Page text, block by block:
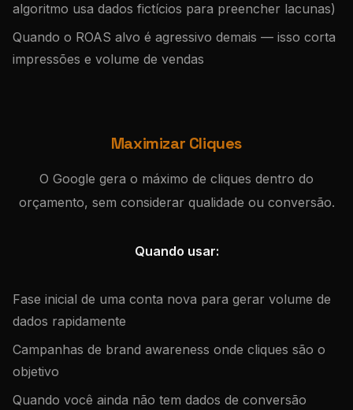
algoritmo usa dados fictícios para preencher lacunas)
Quando o ROAS alvo é agressivo demais — isso corta
impressões e volume de vendas
Maximizar Cliques
O Google gera o máximo de cliques dentro do
orçamento, sem considerar qualidade ou conversão.
Quando usar:
Fase inicial de uma conta nova para gerar volume de
dados rapidamente
Campanhas de brand awareness onde cliques são o
objetivo
Quando você ainda não tem dados de conversão